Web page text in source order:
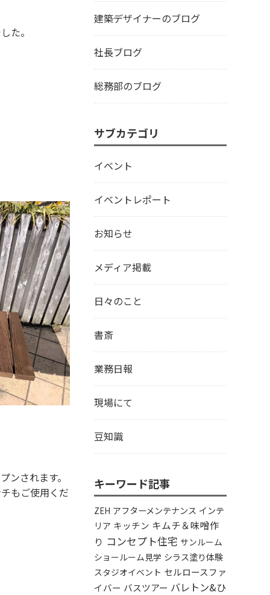
た。
されます。
もご使用くだ
建築デザイナーのブログ
社長ブログ
総務部のブログ
サブカテゴリ
イベント
イベントレポート
お知らせ
メディア掲載
日々のこと
書斎
業務日報
現場にて
豆知識
キーワード記事
ZEH アフターメンテナンス インテ
リア キッチン キムチ＆味噌作
り コンセプト住宅 サンルーム
ショールーム見学 シラス塗り体験
スタジオイベント セルロースファ
イバー バスツアー バレトン&ひ